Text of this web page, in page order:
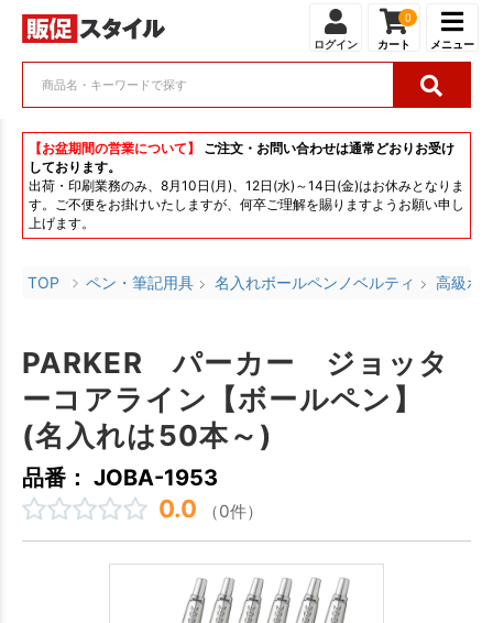
ログイン
0
カート メニュー
【お盆期間の営業について】
ご注文・お問い合わせは通常どおりお受け
しております。
出荷・印刷業務のみ、8月10日(月)、12日(水)～14日(金)はお休みとなりま
す。ご不便をお掛けいたしますが、何卒ご理解を賜りますようお願い申し
上げます。
TOP ペン・筆記用具 名入れボールペンノベルティ 高級ボ
PARKER パーカー ジョッタ
ーコアライン【ボールペン】
(名入れは50本～)
品番： JOBA-1953
0.0 （0件）